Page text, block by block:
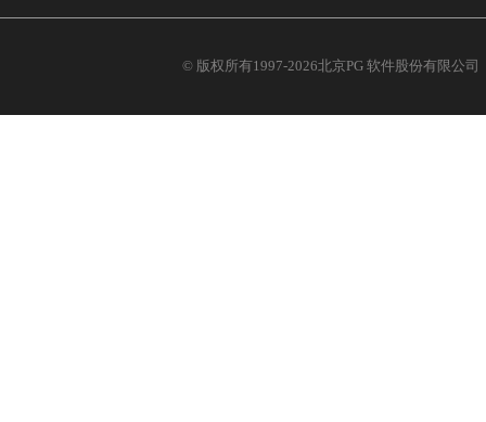
© 版权所有1997-2026北京PG 软件股份有限公